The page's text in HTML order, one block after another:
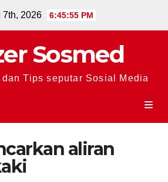
7th, 2026 6:45:56 PM
Sosmed
Tips seputar Sosial Media
aliran